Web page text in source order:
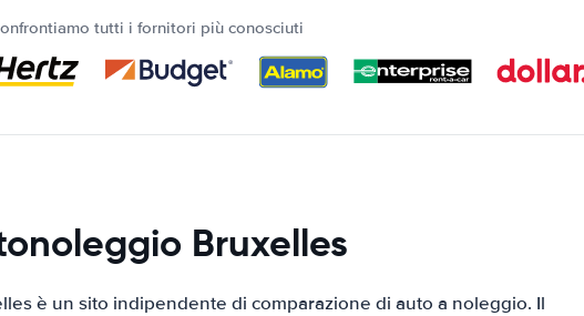
tutti i fornitori più conosciuti
Bruxelles
è un sito indipendente di comparazione di auto a noleggio. Il